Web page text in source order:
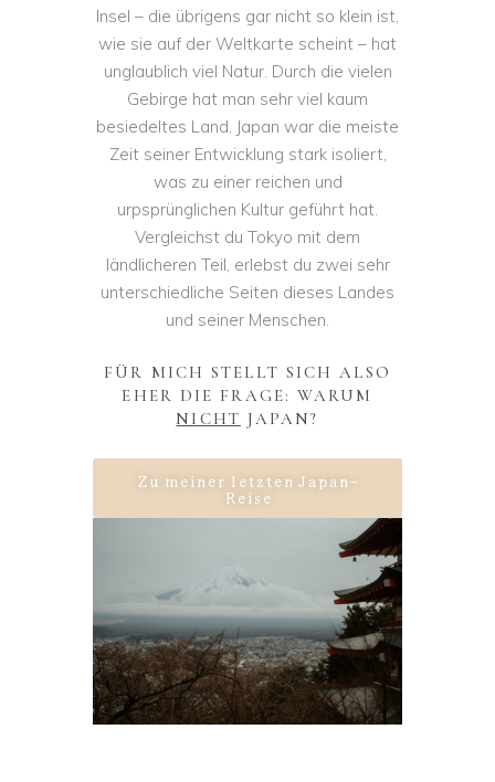
Insel – die übrigens gar nicht so klein ist,
wie sie auf der Weltkarte scheint – hat
unglaublich viel Natur. Durch die vielen
Gebirge hat man sehr viel kaum
besiedeltes Land. Japan war die meiste
Zeit seiner Entwicklung stark isoliert,
was zu einer reichen und
urpsprünglichen Kultur geführt hat.
Vergleichst du Tokyo mit dem
ländlicheren Teil, erlebst du zwei sehr
unterschiedliche Seiten dieses Landes
und seiner Menschen.
FÜR MICH STELLT SICH ALSO
EHER DIE FRAGE: WARUM
NICHT JAPAN?
Zu meiner letzten Japan-
Reise